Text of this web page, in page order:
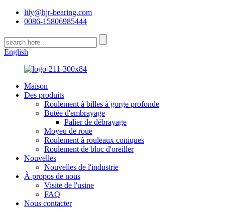
lily@hjr-bearing.com
0086-15806985444
English
Maison
Des produits
Roulement à billes à gorge profonde
Butée d'embrayage
Palier de débrayage
Moyeu de roue
Roulement à rouleaux coniques
Roulement de bloc d'oreiller
Nouvelles
Nouvelles de l'industrie
À propos de nous
Visite de l'usine
FAQ
Nous contacter